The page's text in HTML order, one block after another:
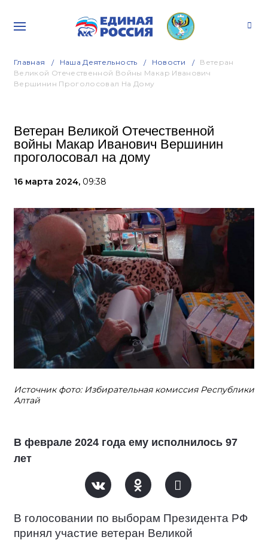
Главная Наша Деятельность Новости
Ветеран
Великой Отечественной Войны Макар Иванович
Вершинин Проголосовал На Дому
Ветеран Великой Отечественной
войны Макар Иванович Вершинин
проголосовал на дому
16 марта 2024, 09:38
Источник фото: Избирательная комиссия Республики
Алтай
В феврале 2024 года ему исполнилось 97
лет
В голосовании по выборам Президента РФ
принял участие ветеран Великой